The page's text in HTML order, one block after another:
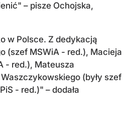
– pisze Ochojska,
w Polsce. Z dedykacją
(szef MSWiA - red.), Macieja
- red.), Mateusza
(były szef
- red.)" – dodała